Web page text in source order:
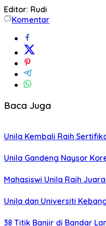
Editor: Rudi
Komentar
Baca Juga
Unila Kembali Raih
Unila Gandeng Naysor
Mahasiswi Unila Raih
Unila dan Universiti
38 Titik Banjir di Bandar